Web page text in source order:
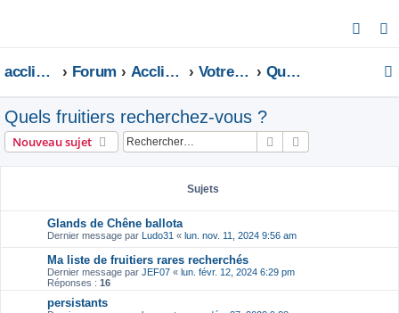
e
acclimatons.com Forum Acclimatons les fruitiers ! Votre jardin Quels fruitiers recherchez-vous ?
Quels fruitiers recherchez-vous ?
Nouveau sujet Rechercher
Sujets
Glands de Chêne ballota
Dernier message par Ludo31 « lun. nov. 11, 2024 9:56 am
Ma liste de fruitiers rares recherchés
Dernier message par JEF07 « lun. févr. 12, 2024 6:29 pm
Réponses : 16
persistants